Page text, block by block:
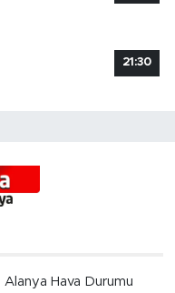
21:30
Alanya Hava Durumu